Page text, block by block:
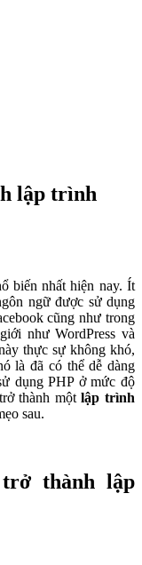
lập trình
biến nhất hiện nay. Ít
ngữ được sử dụng
cũng như trong
như WordPress và
thực sự không khó,
là đã có thể dễ dàng
dụng PHP ở mức độ
thành mộtlập trình
sau.
thành lập